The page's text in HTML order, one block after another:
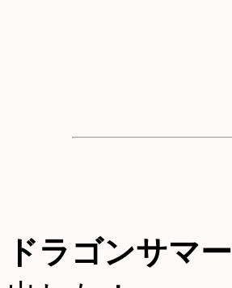
ドラゴンサマー